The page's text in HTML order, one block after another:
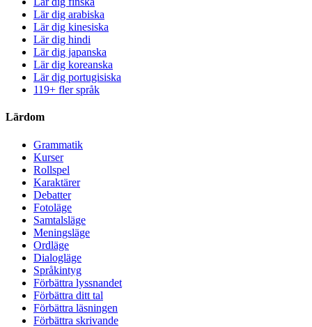
Lär dig arabiska
Lär dig kinesiska
Lär dig hindi
Lär dig japanska
Lär dig koreanska
Lär dig portugisiska
119+ fler språk
Lärdom
Grammatik
Kurser
Rollspel
Karaktärer
Debatter
Fotoläge
Samtalsläge
Meningsläge
Ordläge
Dialogläge
Språkintyg
Förbättra lyssnandet
Förbättra ditt tal
Förbättra läsningen
Förbättra skrivande